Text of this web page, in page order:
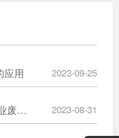
应用 2023-09-25
• 擎立案例 | 余热回收器在锅炉烟气、工业废气中的广泛应用 2023-08-31